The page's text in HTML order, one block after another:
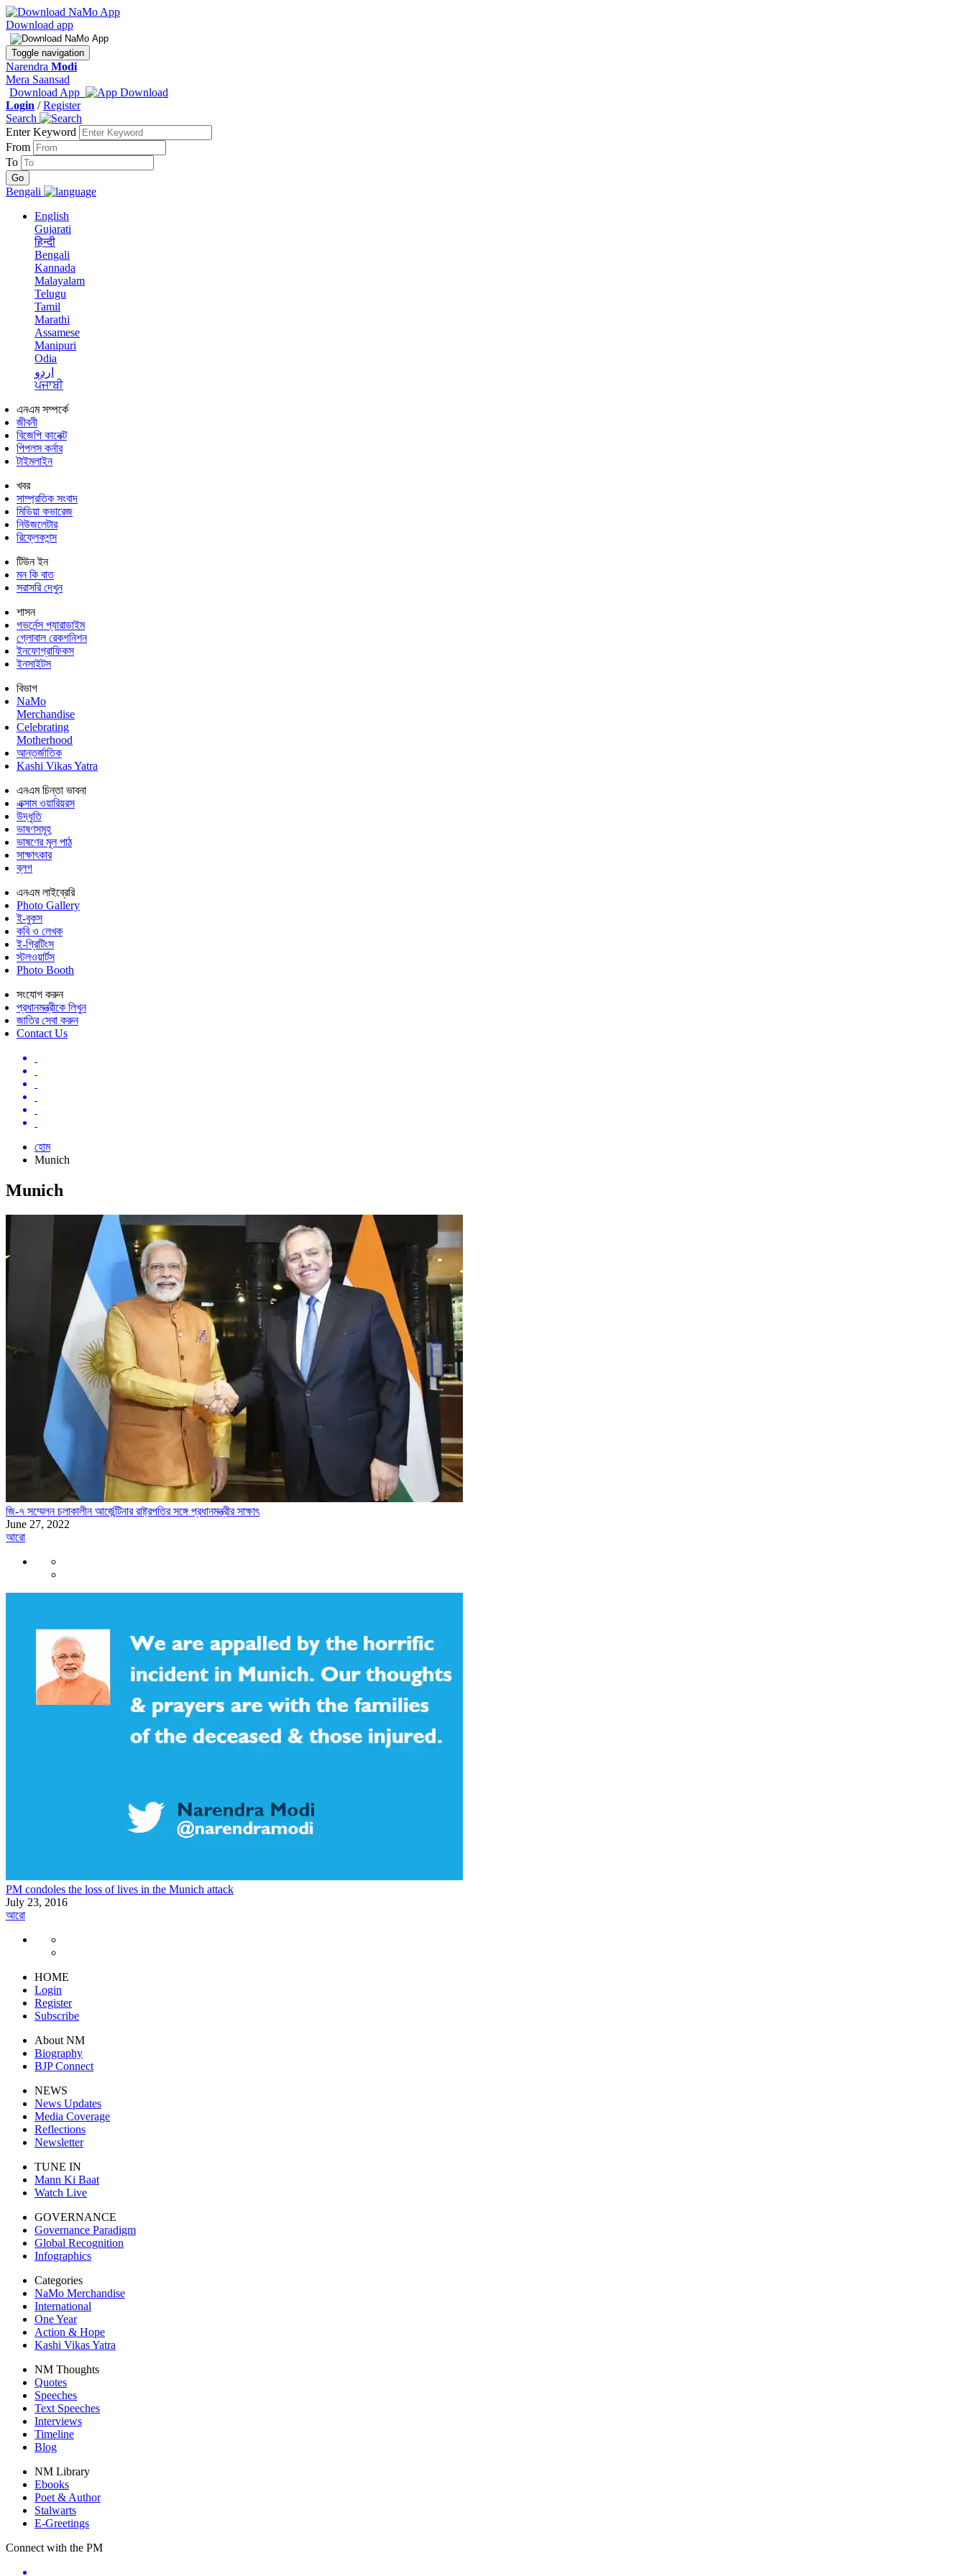
Download app
Toggle navigation
Narendra Modi
Mera Saansad
Download App
Login /Register
Search
Enter Keyword
From
To
Bengali
English
Gujarati
हिन्दी
Bengali
Kannada
Malayalam
Telugu
Tamil
Marathi
Assamese
Manipuri
Odia
اردو
ਪੰਜਾਬੀ
এনএম সম্পর্কে
জীবনী
বিজেপি কানেক্ট
পিপলস কর্নার
টাইমলাইন
খবর
সাম্প্রতিক সংবাদ
মিডিয়া কভারেজ
নিউজলেটার
রিফ্লেকশন্স
টিউন ইন
মন কি বাত
সরাসরি দেখুন
শাসন
গভর্নেন্স প্যারাডাইম
গ্লোবাল রেকগনিশন
ইনফোগ্রাফিকস
ইনসাইটস
বিভাগ
NaMo
Merchandise
Celebrating
Motherhood
আন্তর্জাতিক
Kashi Vikas Yatra
এনএম চিন্তা ভাবনা
এক্সাম ওয়ারিয়রস
উদ্ধৃতি
ভাষণসমূহ
ভাষণের মূল পাঠ
সাক্ষাৎকার
ব্লগ
এনএম লাইব্রেরি
Photo Gallery
ই-বুকস
কবি ও লেখক
ই-গ্রিটিংস
স্টলওয়ার্টস
Photo Booth
সংযোগ করুন
প্রধানমন্ত্রীকে লিখুন
জাতির সেবা করুন
Contact Us
হোম
Munich
Munich
জি-৭ সম্মেলন চলাকালীন আর্জেন্টিনার রাষ্ট্রপতির সঙ্গে প্রধানমন্ত্রীর সাক্ষাৎ
June 27, 2022
আরো
PM condoles the loss of lives in the Munich attack
July 23, 2016
আরো
HOME
Login
Register
Subscribe
About NM
Biography
BJP Connect
NEWS
News Updates
Media Coverage
Reflections
Newsletter
TUNE IN
Mann Ki Baat
Watch Live
GOVERNANCE
Governance Paradigm
Global Recognition
Infographics
Categories
NaMo Merchandise
International
One Year
Action & Hope
Kashi Vikas Yatra
NM Thoughts
Quotes
Speeches
Text Speeches
Interviews
Timeline
Blog
NM Library
Ebooks
Poet & Author
Stalwarts
E-Greetings
Connect with the PM